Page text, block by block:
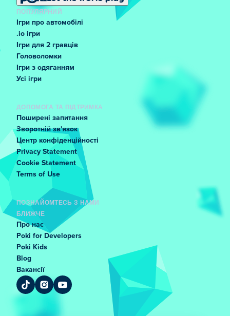
ПОПУЛЯРНИЙ
Ігри про автомобілі
.io ігри
Ігри для 2 гравців
Головоломки
Ігри з одяганням
Усі ігри
ДОПОМОГА ТА ПІДТРИМКА
Поширені запитання
Зворотній зв'язок
Центр конфіденційності
Privacy Statement
Cookie Statement
Terms of Use
ПОЗНАЙОМТЕСЬ З НАМИ
БЛИЖЧЕ
Про нас
Poki for Developers
Poki Kids
Blog
Вакансії